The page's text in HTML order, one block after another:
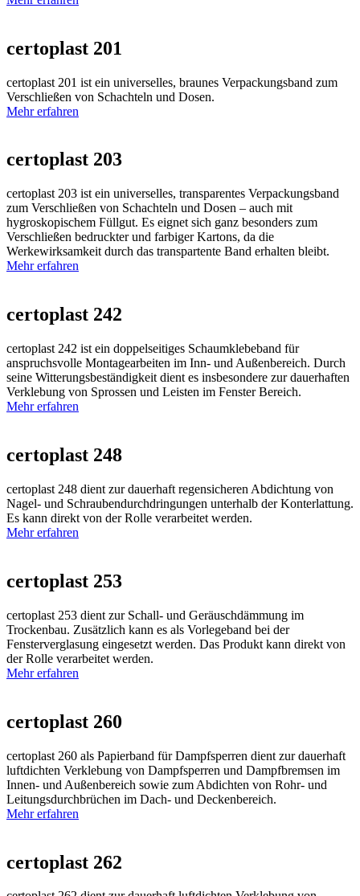
certoplast 201
certoplast 201 ist ein universelles, braunes Verpackungsband zum
Verschließen von Schachteln und Dosen.
Mehr erfahren
certoplast 203
certoplast 203 ist ein universelles, transparentes Verpackungsband
zum Verschließen von Schachteln und Dosen – auch mit
hygroskopischem Füllgut. Es eignet sich ganz besonders zum
Verschließen bedruckter und farbiger Kartons, da die
Werkewirksamkeit durch das transpartente Band erhalten bleibt.
Mehr erfahren
certoplast 242
certoplast 242 ist ein doppelseitiges Schaumklebeband für
anspruchsvolle Montagearbeiten im Inn- und Außenbereich. Durch
seine Witterungsbeständigkeit dient es insbesondere zur dauerhaften
Verklebung von Sprossen und Leisten im Fenster Bereich.
Mehr erfahren
certoplast 248
certoplast 248 dient zur dauerhaft regensicheren Abdichtung von
Nagel- und Schraubendurchdringungen unterhalb der Konterlattung.
Es kann direkt von der Rolle verarbeitet werden.
Mehr erfahren
certoplast 253
certoplast 253 dient zur Schall- und Geräuschdämmung im
Trockenbau. Zusätzlich kann es als Vorlegeband bei der
Fensterverglasung eingesetzt werden. Das Produkt kann direkt von
der Rolle verarbeitet werden.
Mehr erfahren
certoplast 260
certoplast 260 als Papierband für Dampfsperren dient zur dauerhaft
luftdichten Verklebung von Dampfsperren und Dampfbremsen im
Innen- und Außenbereich sowie zum Abdichten von Rohr- und
Leitungsdurchbrüchen im Dach- und Deckenbereich.
Mehr erfahren
certoplast 262